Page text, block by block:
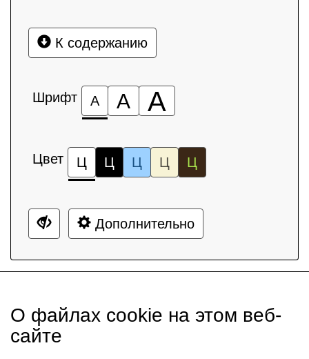
К содержанию
Шрифт А А А
Цвет Ц Ц Ц Ц Ц
Дополнительно
О файлах cookie на этом веб-
сайте